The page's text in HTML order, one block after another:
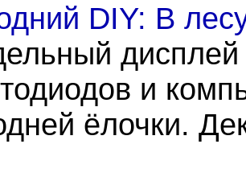
DIY: В
дисплей
и
ёлочки.